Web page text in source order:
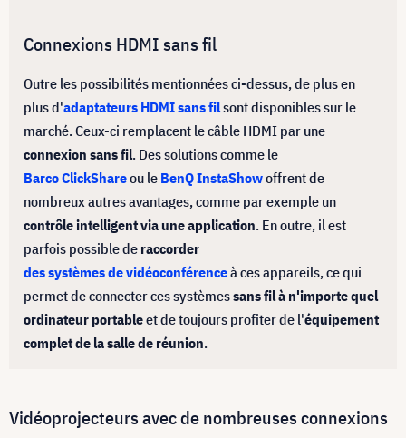
Connexions HDMI sans fil
Outre les possibilités mentionnées ci-dessus, de plus en
plus d'adaptateurs HDMI sans filsont disponibles sur le
marché. Ceux-ci remplacent le câble HDMI par une
connexion sans fil. Des solutions comme le
Barco ClickShareou le BenQ InstaShowoffrent de
nombreux autres avantages, comme par exemple un
contrôle intelligent via une application. En outre, il est
parfois possible de raccorder
des systèmes de vidéoconférenceà ces appareils, ce qui
permet de connecter ces systèmessans fil à n'importe quel
ordinateur portableet de toujours profiter de l'équipement
complet de la salle de réunion.
Vidéoprojecteurs avec de nombreuses connexions